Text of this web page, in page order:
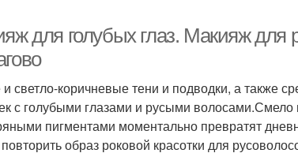
для голубых глаз. Макияж для
светло-коричневые тени и подводки, а также
с голубыми глазами и русыми
пигментами моментально превратят
образ роковой красотки для